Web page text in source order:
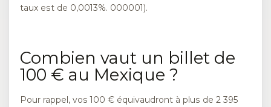
taux est de 0,0013%. 000001).
Combien vaut un billet de
100 € au Mexique ?
Pour rappel, vos 100 € équivaudront à plus de 2 395